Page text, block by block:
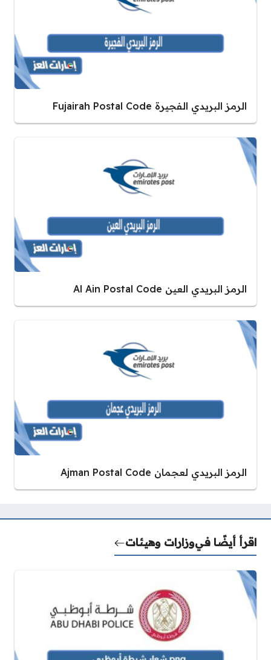
الرمز البريدي الفجيرة Fujairah Postal Code
الرمز البريدي العين Al Ain Postal Code
الرمز البريدي لعجمان Ajman Postal Code
اقرأ أيضًا فيوزارات وهيئات